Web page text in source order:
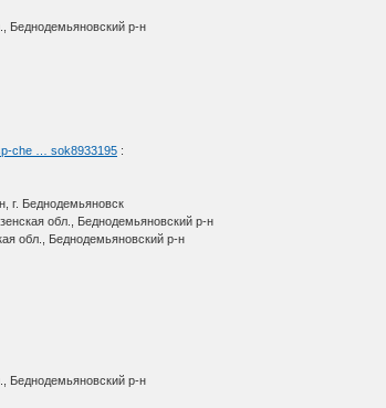
Беднодемьяновский р-н
che … sok8933195 :
г. Беднодемьяновск
обл., Беднодемьяновский р-н
обл., Беднодемьяновский р-н
Беднодемьяновский р-н